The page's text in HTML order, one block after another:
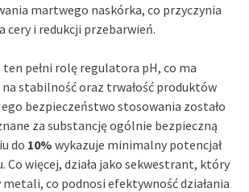
martwego naskórka, co przyczynia
cery i redukcji przebarwień.
pełni rolę regulatora pH, co ma
na stabilność oraz trwałość produktów
bezpieczeństwo stosowania zostało
za substancję ogólnie bezpieczną
do 10% wykazuje minimalny potencjał
Co więcej, działa jako sekwestrant, który
co podnosi efektywność działania